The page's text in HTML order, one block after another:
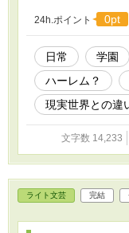
いいのだろうか。 ※
す。
24h.ポイント 0pt
日常 学園
ハーレム？
現実世界との違
文字数 14,233
ライト文芸 完結